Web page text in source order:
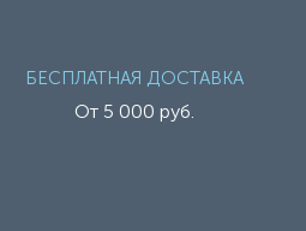
БЕСПЛАТНАЯ ДОСТАВКА
От 5 000 руб.